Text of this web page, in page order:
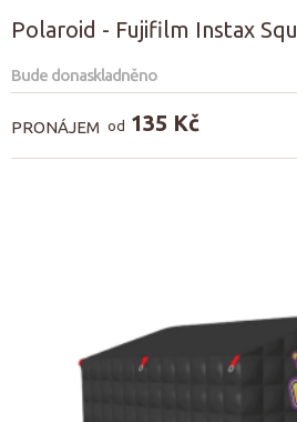
Polaroid - Fujifilm Instax
Bude donaskladněno
PRONÁJEM od 135 Kč